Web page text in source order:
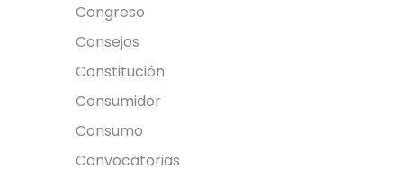
Congreso
Consejos
Constitución
Consumidor
Consumo
Convocatorias